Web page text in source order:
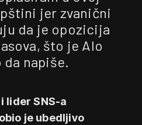
jer zvanični
da je opozicija
što je Alo
da napiše.
lider SNS-a
je ubedljivo